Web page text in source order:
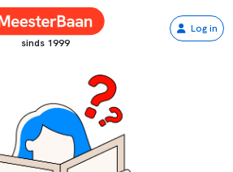
sinds 1999
Log in